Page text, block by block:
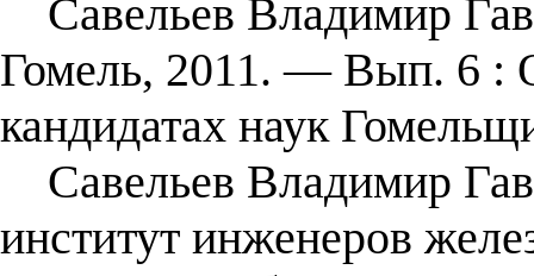
Савельев Владимир
Гомель, 2011. — Вып. 6 :
кандидатах наук
Савельев Владимир
институт инженеров